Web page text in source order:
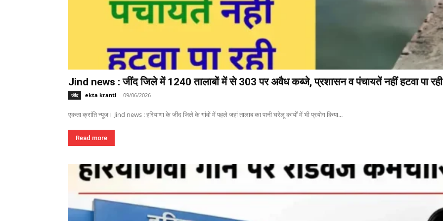
Jind news : जींद जिले में 1240 तालाबों में से 303 पर अवैध कब्जे, प्रशासन व पंचायतें नहीं हटवा पा रही
जींद ekta kranti - 09/06/2026
एकता क्रांति न्यूज। Jind news : हरियाणा के जींद जिले के गांवों में पहले जहां तालाब का पानी घरेलू कार्यों में भी प्रयोग किया...
Read more